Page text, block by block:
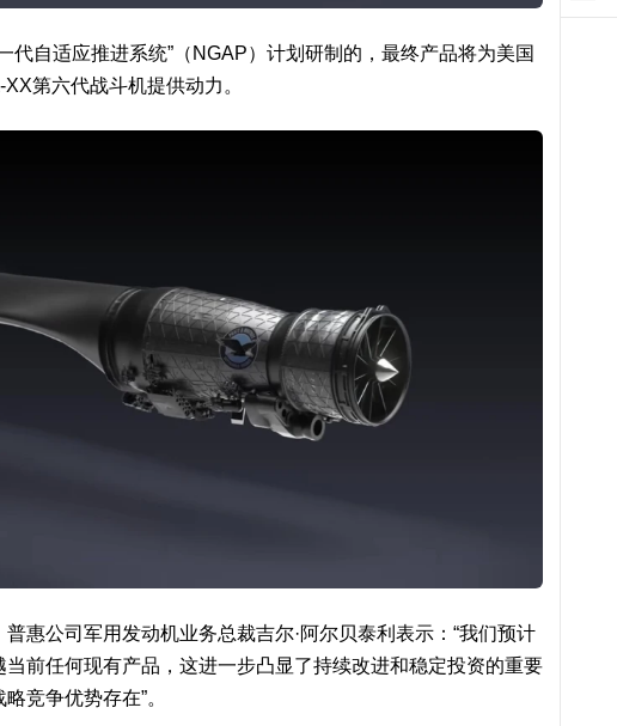
代自适应推进系统”（NGAP）计划研制的，最终产品将为美国
第六代战斗机提供动力。
惠公司军用发动机业务总裁吉尔·阿尔贝泰利表示：“我们预计
前任何现有产品，这进一步凸显了持续改进和稳定投资的重要
竞争优势存在”。